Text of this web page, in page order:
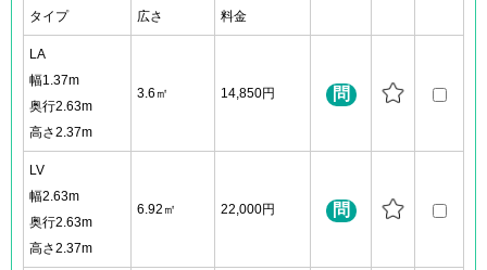
タイプ 広さ 料金
LA
幅1.37m
奥行2.63m
高さ2.37m
3.6㎡ 14,850円 問
LV
幅2.63m
奥行2.63m
高さ2.37m
6.92㎡ 22,000円 問